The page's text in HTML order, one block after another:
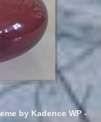
by Kadence WP-